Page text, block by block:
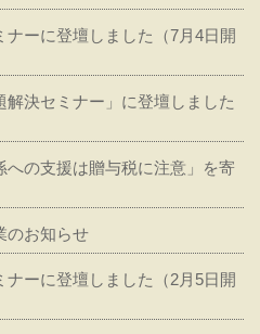
ナーに登壇しました（7月4日開
解決セミナー」に登壇しました
への支援は贈与税に注意」を寄
のお知らせ
ナーに登壇しました（2月5日開